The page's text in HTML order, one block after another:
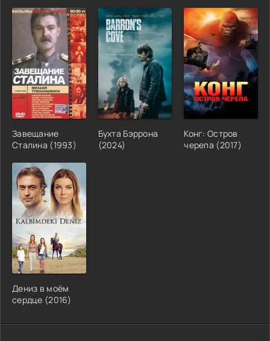
Завещание
Сталина (1993)
Бухта Бэррона
(2024)
Конг: Остров
черепа (2017)
Дениз в моём
сердце (2016)